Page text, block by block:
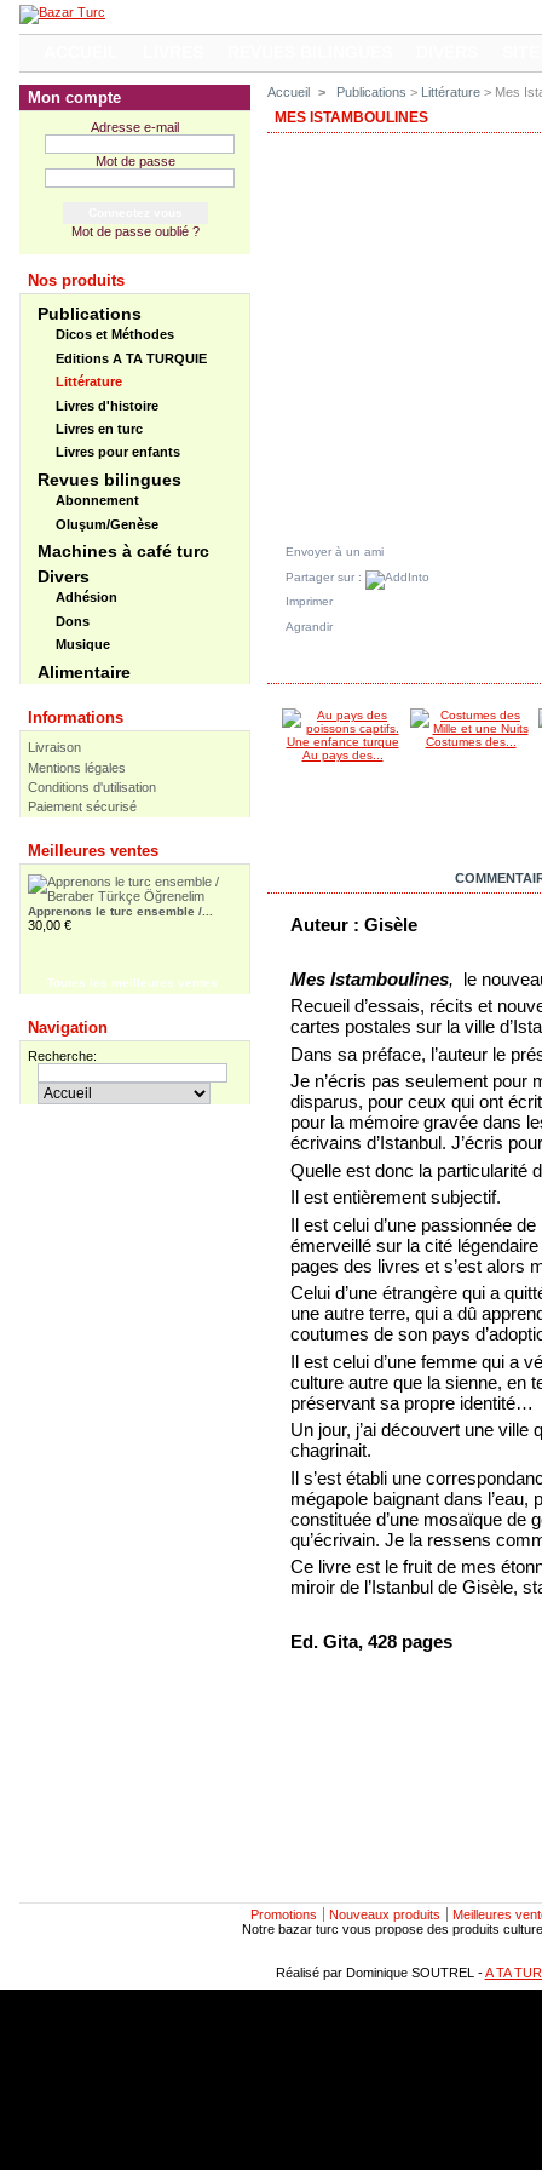
Mon compte
Adresse e-mail
Mot de passe
Mot de passe oublié ?
Nos produits
Publications
Dicos et Méthodes
Editions A TA TURQUIE
Littérature
Livres d'histoire
Livres en turc
Livres pour enfants
Revues bilingues
Abonnement
Oluşum/Genèse
Machines à café turc
Divers
Adhésion
Dons
Musique
Alimentaire
Informations
Livraison
Mentions légales
Conditions d'utilisation
Paiement sécurisé
Meilleures ventes
Apprenons le turc ensemble /...
30,00 €
55,00 €
Pir Sultan Abdal
16,00 €
Toutes les meilleures ventes
Navigation
Recherche:
Accueil > Publications > Littérature > Mes
MES ISTAMBOULINES
Envoyer à un ami
Partager sur :
Imprimer
Agrandir
Au pays des...
Costumes des...
Auteur : Gisèle
Mes Istamboulines, le
Recueil d’essais, récits et
cartes postales sur la ville
Dans sa préface, l’auteur le
Je n’écris pas seulement pour
disparus, pour ceux qui ont
pour la mémoire gravée dans
écrivains d’Istanbul. J’écris
Quelle est donc la particularité
Il est entièrement subjectif.
Il est celui d’une passionnée
émerveillé sur la cité
pages des livres et s’est alors
Celui d’une étrangère qui a
une autre terre, qui a dû
coutumes de son pays
Il est celui d’une femme qui a
culture autre que la sienne, en
préservant sa propre identité…
Un jour, j’ai découvert une ville
chagrinait.
Il s’est établi une
mégapole baignant dans
constituée d’une mosaïque de
qu’écrivain. Je la ressens
Ce livre est le fruit de mes
miroir de l’Istanbul de Gisèle,
Ed. Gita, 428 pages
Promotions Nouveaux produits
Meilleures
Notre bazar turc vous propose des produits
Réalisé par Dominique SOUTREL -A TA